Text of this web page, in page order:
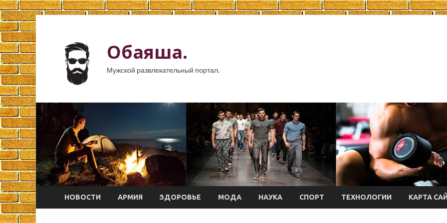
Обаяша.
Мужской развлекательный портал.
НОВОСТИ АРМИЯ ЗДОРОВЬЕ МОДА НАУКА СПОРТ ТЕХНОЛОГИИ КАРТА